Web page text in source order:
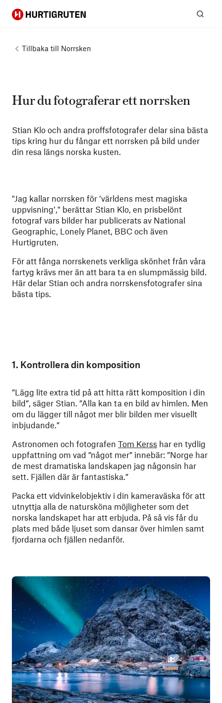
Hurtigruten
Tillbaka till Norrsken
Hur du fotograferar ett norrsken
Stian Klo och andra proffsfotografer delar sina bästa
tips kring hur du fångar ett norrsken på bild under
din resa längs norska kusten.
"Jag kallar norrsken för ’världens mest magiska
uppvisning’," berättar Stian Klo, en prisbelönt
fotograf vars bilder har publicerats av National
Geographic, Lonely Planet, BBC och även
Hurtigruten.
För att fånga norrskenets verkliga skönhet från våra
fartyg krävs mer än att bara ta en slumpmässig bild.
Här delar Stian och andra norrskensfotografer sina
bästa tips.
1. Kontrollera din komposition
”Lägg lite extra tid på att hitta rätt komposition i din
bild”, säger Stian. ”Alla kan ta en bild av himlen. Men
om du lägger till något mer blir bilden mer visuellt
inbjudande.”
Astronomen och fotografen Tom Kerss har en tydlig
uppfattning om vad ”något mer” innebär: ”Norge har
de mest dramatiska landskapen jag någonsin har
sett. Fjällen där är fantastiska.”
Packa ett vidvinkelobjektiv i din kameraväska för att
utnyttja alla de natursköna möjligheter som det
norska landskapet har att erbjuda. På så vis får du
plats med både ljuset som dansar över himlen samt
fjordarna och fjällen nedanför.